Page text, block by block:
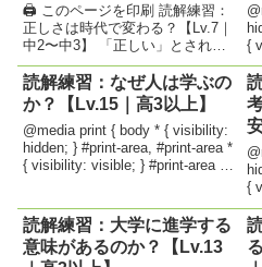
🖨 このページを印刷 読解練習：
正しさは時代で変わる？【Lv.7｜
中2〜中3】 「正しい」とされる
ことは、いつの時代も変わらない
のでしょうか。 昔の日本では、
左利きの子どもは右手を使うよう
に直されることが一般的でした。
また、「親の言うことに...
{
読解練習：なぜ人は学ぶの
か？【Lv.15｜高3以上】
@media print { body * { visibility:
hidden; } #print-area, #print-area *
{ visibility: visible; } #print-area {
{
読解練習：大学に進学する
意味があるのか？【Lv.13